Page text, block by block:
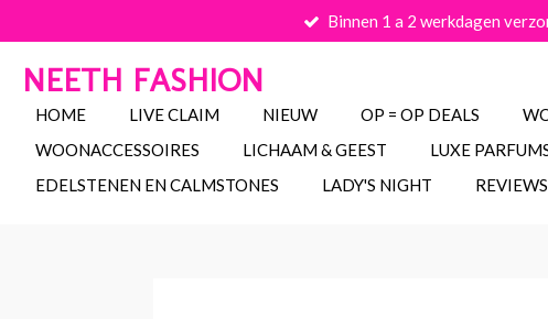
direct
naar
de
hoofdinhoud
Binnen 1 a 2 werkdagen
NEETH FASHION
HOME LIVE CLAIM NIEUW OP = OP DEALS
WOONACCESSOIRES
LICHAAM & GEEST LUXE
EDELSTENEN EN CALMSTONES
LADY'S NIGHT REVIEWS